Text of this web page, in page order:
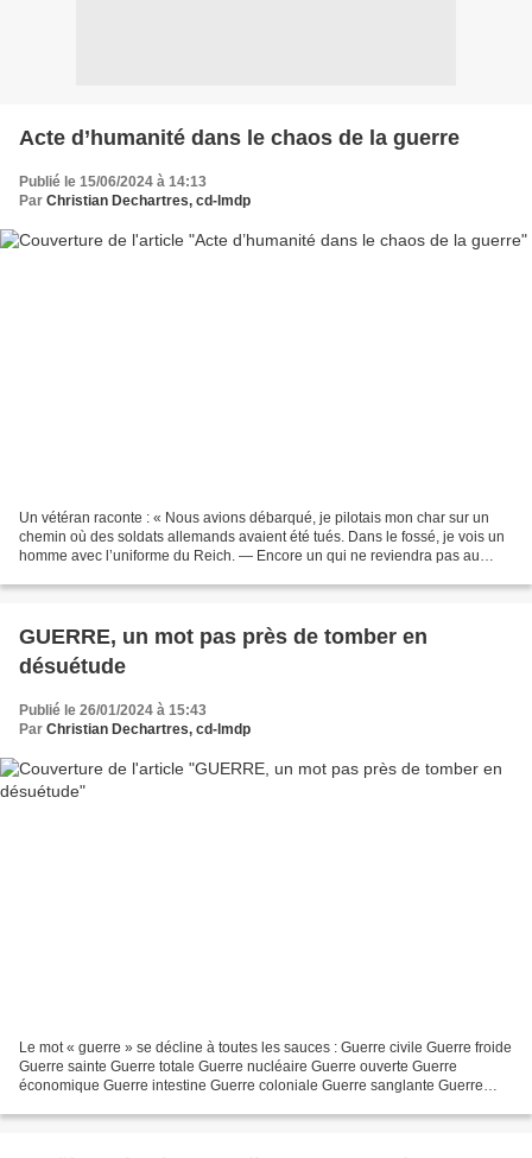
Acte d’humanité dans le chaos de la guerre
Publié le 15/06/2024 à 14:13
Par Christian Dechartres, cd-lmdp
Un vétéran raconte : « Nous avions débarqué, je pilotais mon char sur un
chemin où des soldats allemands avaient été tués. Dans le fossé, je vois un
homme avec l’uniforme du Reich. — Encore un qui ne reviendra pas au
GUERRE, un mot pas près de tomber en
désuétude
Publié le 26/01/2024 à 15:43
Par Christian Dechartres, cd-lmdp
Le mot « guerre » se décline à toutes les sauces : Guerre civile Guerre froide
Guerre sainte Guerre totale Guerre nucléaire Guerre ouverte Guerre
économique Guerre intestine Guerre coloniale Guerre sanglante Guerre